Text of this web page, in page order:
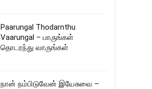
Paarungal Thodarnthu
Vaarungal – பாருங்கள்
தொடரந்து வாருங்கள்
நான் நம்பிடுவேன் இயேசுவை –